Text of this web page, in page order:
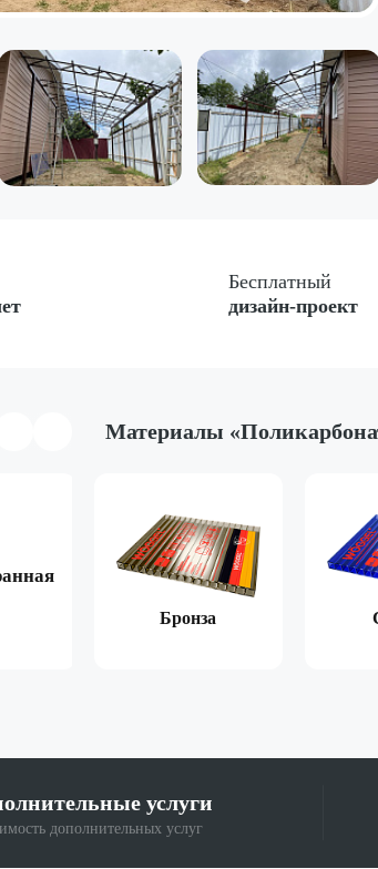
Бесплатный
дизайн-проект
Арочная Двухскатная
Материалы
Бронза
услуги
дополнительных услуг